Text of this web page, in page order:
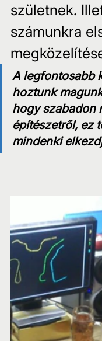
születnek.
számunkra
A legfontosabb
hoztunk
hogy szabadon
építészetről, ez
mindenki